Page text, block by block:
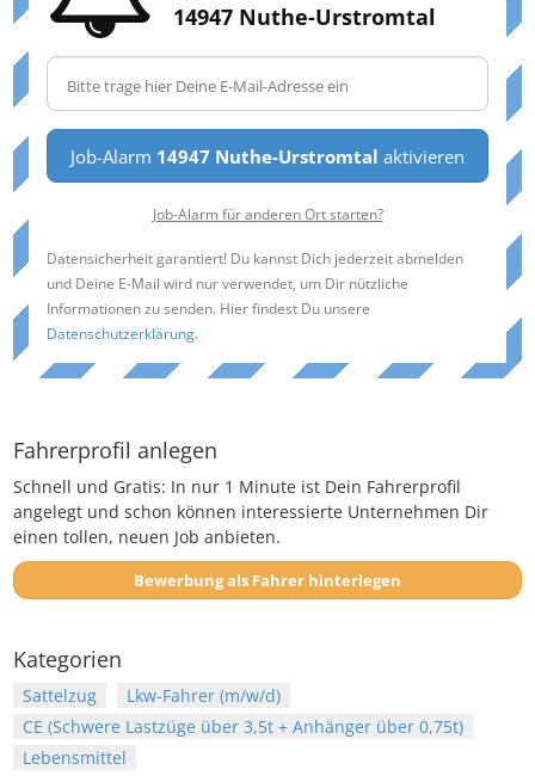
14947 Nuthe-Urstromtal
Job-Alarm 14947 Nuthe-Urstromtal aktivieren
Job-Alarm für anderen Ort starten?
Datensicherheit garantiert! Du kannst Dich jederzeit abmelden
und Deine E-Mail wird nur verwendet, um Dir nützliche
Informationen zu senden. Hier findest Du unsere
Datenschutzerklärung.
Fahrerprofil anlegen
Schnell und Gratis: In nur 1 Minute ist Dein Fahrerprofil
angelegt und schon können interessierte Unternehmen Dir
einen tollen, neuen Job anbieten.
Bewerbung als Fahrer hinterlegen
Kategorien
Sattelzug
Lkw-Fahrer (m/w/d)
CE (Schwere Lastzüge über 3,5t + Anhänger über 0,75t)
Lebensmittel